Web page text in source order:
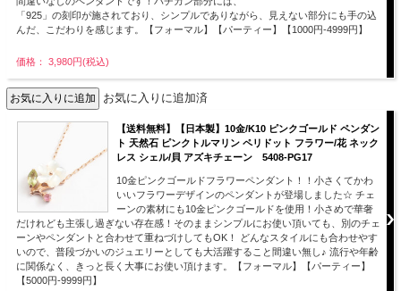
「925」の刻印が施されており、シンプルでありながら、見えない部分にも手の込
んだ、こだわりを感じます。【フォーマル】【パーティー】【1000円-4999円】
価格： 3,980円(税込)
お気に入りに追加済
【送料無料】【日本製】10金/K10 ピンクゴールド ペンダン
ト 天然石 ピンクトルマリン ペリドット フラワー/花 ネック
レス シェル/貝 アズキチェーン 5408-PG17
10金ピンクゴールドフラワーペンダント！！小さくてかわ
いいフラワーデザインのペンダントが登場しました☆ チェ
ーンの素材にも10金ピンクゴールドを使用！小さめで華奢
だけれども主張し過ぎない存在感！そのままシンプルにお使い頂いても、別のチェ
ーンやペンダントと合わせて重ねづけしてもOK！ どんなスタイルにも合わせやす
いので、普段づかいのジュエリーとしても大活躍すること間違い無し♪ 流行や年齢
に関係なく、きっと長く大事にお使い頂けます。【フォーマル】【パーティー】
【5000円-9999円】